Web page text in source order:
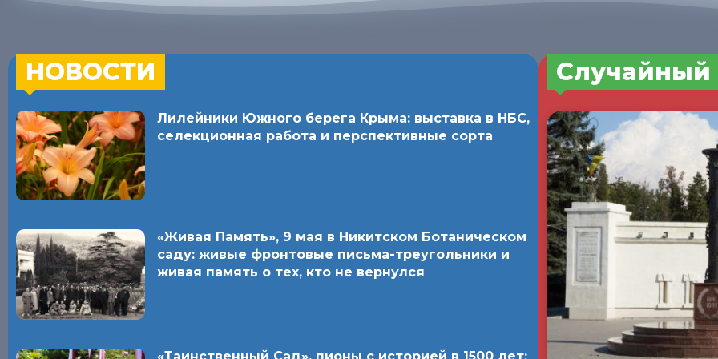
НОВОСТИ
Лилейники Южного берега Крыма: выставка в НБС,
селекционная работа и перспективные сорта
«Живая Память», 9 мая в Никитском Ботаническом
саду: живые фронтовые письма-треугольники и
живая память о тех, кто не вернулся
«Таинственный Сад», пионы с историей в 1500 лет:
Случайный